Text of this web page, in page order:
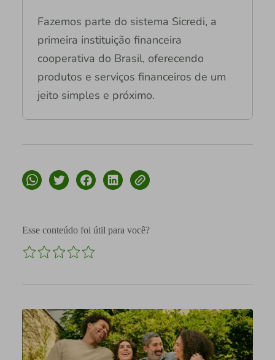
Fazemos parte do sistema Sicredi, a
primeira instituição financeira
cooperativa do Brasil, oferecendo
produtos e serviços financeiros de um
jeito simples e próximo.
Esse conteúdo foi útil para você?